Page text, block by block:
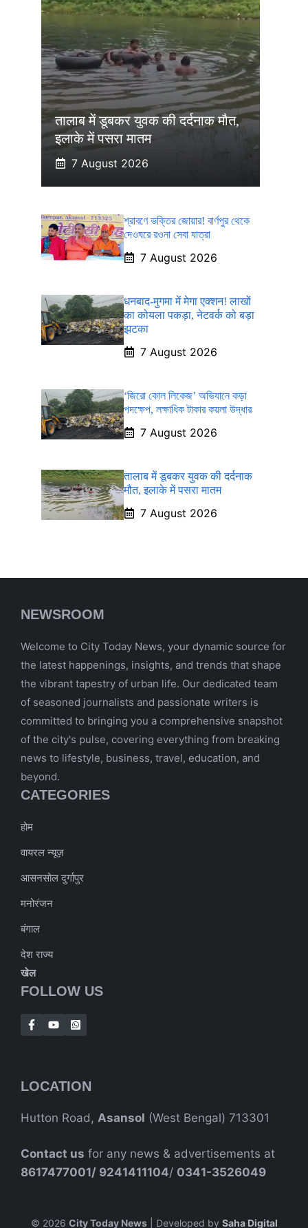
तालाब में डूबकर युवक की दर्दनाक मौत,
इलाके में पसरा मातम
7 August 2026
শ্রাবণে ভক্তির জোয়ার! বার্ণপুর থেকে
দেওঘরে রওনা সেবা যাত্রা
7 August 2026
धनबाद-मुगमा में मेगा एक्शन! लाखों
का कोयला पकड़ा, नेटवर्क को बड़ा
झटका
7 August 2026
‘জিরো কোল লিকেজ’ অভিযানে কড়া
পদক্ষেপ, লক্ষাধিক টাকার কয়লা উদ্ধার
7 August 2026
तालाब में डूबकर युवक की दर्दनाक
मौत, इलाके में पसरा मातम
7 August 2026
NEWSROOM
Welcome to City Today News, your dynamic source for
the latest happenings, insights, and trends that shape
the vibrant tapestry of urban life. Our dedicated team
of seasoned journalists and passionate writers is
committed to bringing you a comprehensive snapshot
of the city's pulse, covering everything from breaking
news to lifestyle, business, travel, education, and
beyond.
CATEGORIES
होम
वायरल न्यूज़
आसनसोल दुर्गापुर
मनोरंजन
बंगाल
देश राज्य
खेल
FOLLOW US
LOCATION
Hutton Road, Asansol (West Bengal) 713301
Contact us for any news & advertisements at
8617477001/ 9241411104/ 0341-3526049
© 2026 City Today News| Developed by Saha Digital